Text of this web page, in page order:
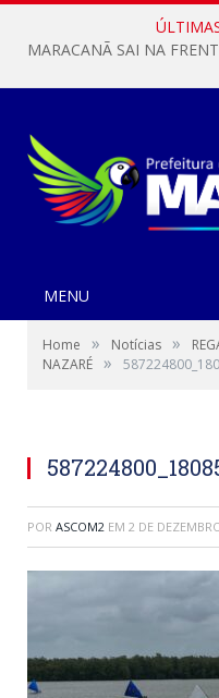
MENU
Home » Notícias »
NAZARÉ »
POR ASCOM2 EM 2 DE